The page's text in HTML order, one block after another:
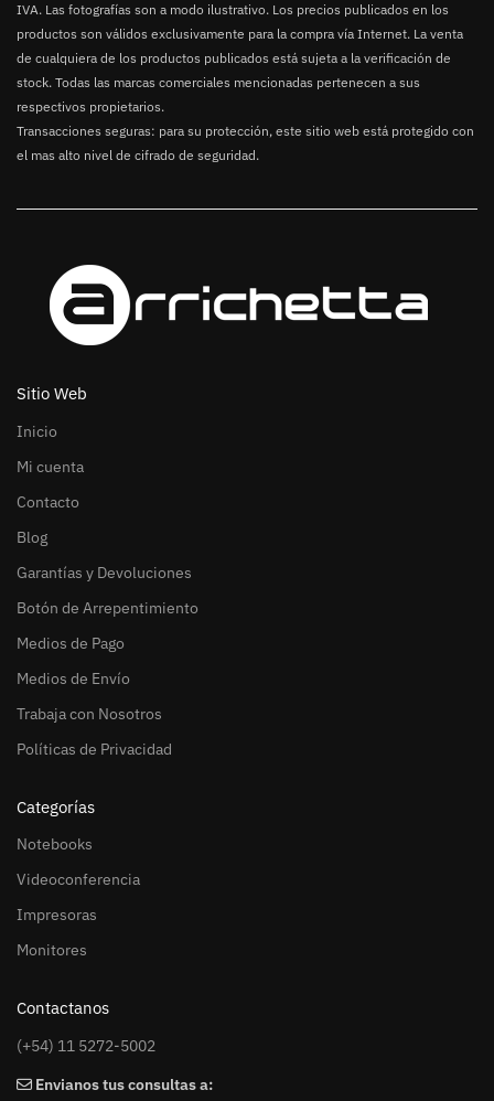
IVA. Las fotografías son a modo ilustrativo. Los precios publicados en los
productos son válidos exclusivamente para la compra vía Internet. La venta
de cualquiera de los productos publicados está sujeta a la verificación de
stock. Todas las marcas comerciales mencionadas pertenecen a sus
respectivos propietarios.
Transacciones seguras: para su protección, este sitio web está protegido con
el mas alto nivel de cifrado de seguridad.
Sitio Web
Inicio
Mi cuenta
Contacto
Blog
Garantías y Devoluciones
Botón de Arrepentimiento
Medios de Pago
Medios de Envío
Trabaja con Nosotros
Políticas de Privacidad
Categorías
Notebooks
Videoconferencia
Impresoras
Monitores
Contactanos
(+54) 11 5272-5002
Envianos tus consultas a: